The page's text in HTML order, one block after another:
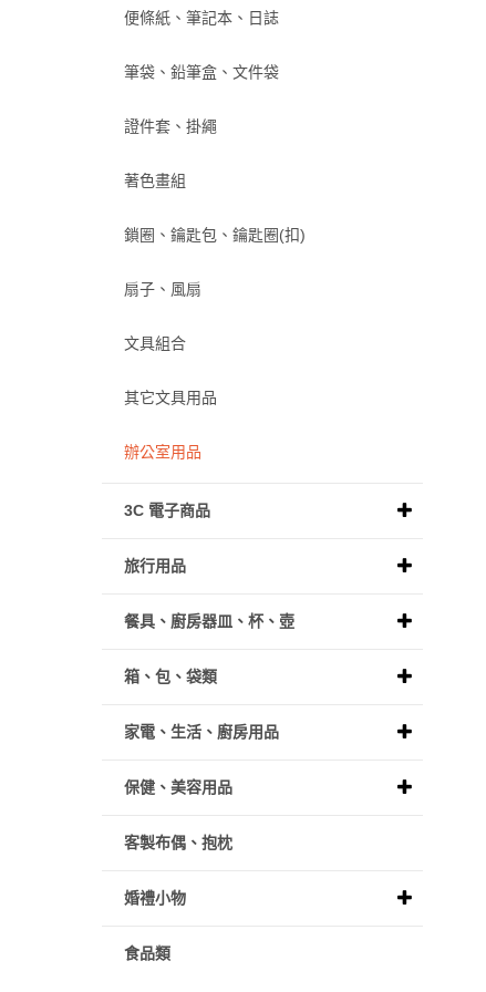
便條紙、筆記本、日誌
筆袋、鉛筆盒、文件袋
證件套、掛繩
著色畫組
鎖圈、鑰匙包、鑰匙圈(扣)
扇子、風扇
文具組合
其它文具用品
辦公室用品
3C 電子商品
旅行用品
餐具、廚房器皿、杯、壺
箱、包、袋類
家電、生活、廚房用品
保健、美容用品
客製布偶、抱枕
婚禮小物
食品類